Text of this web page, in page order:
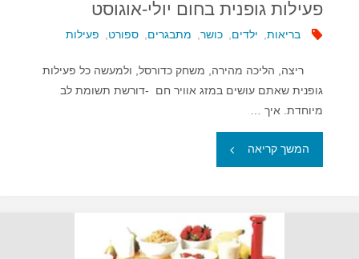
פעילות גופנית בחום יולי-אוגוסט
בריאות ילדים כושר מתבגרים ספורט פעילות
ריצה, הליכה מהירה, משחק כדורסל, ולמעשה כל פעילות
גופנית שאתם עושים במזג אוויר חם -דורשת תשומת לב
מיוחדת. איך …
המשך קריאה "פעילות
יולי-אוגוסט"